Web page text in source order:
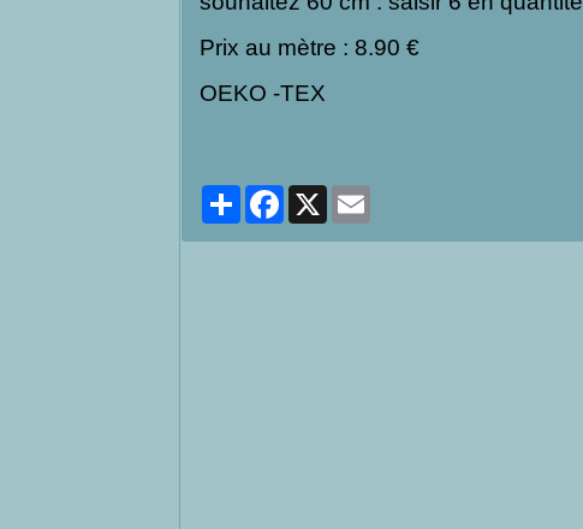
Prix au mètre : 8.90 €
OEKO -TEX
PartagerFacebook
X